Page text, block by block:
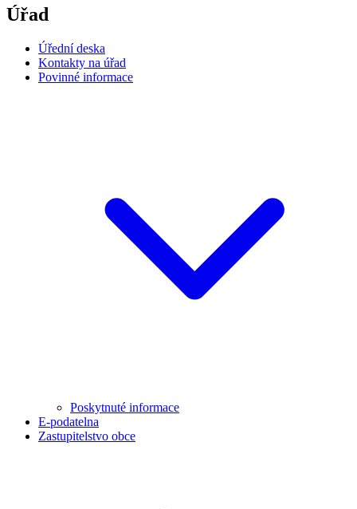
Úřad
Úřední deska
Kontakty na úřad
Povinné informace
Poskytnuté informace
E-podatelna
Zastupitelstvo obce